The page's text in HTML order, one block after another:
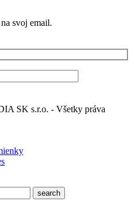
svoj email.
SK s.r.o. - Všetky práva